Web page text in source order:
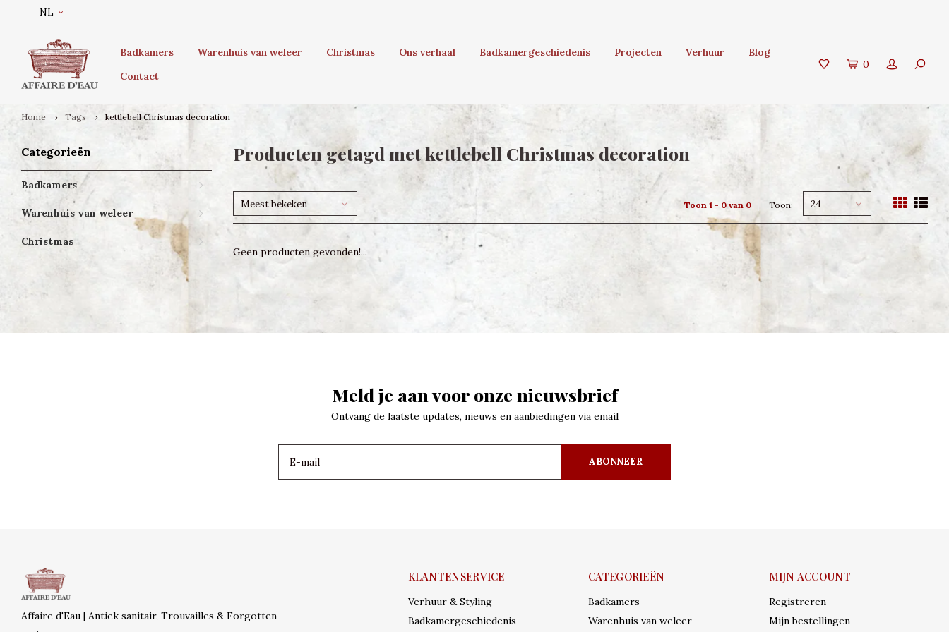
NL
Badkamers Warenhuis van weleer Christmas Ons verhaal Badkamergeschiedenis Projecten Verhuur
Blog
Contact
0
Home Tags kettlebell Christmas decoration
Categorieën
Badkamers
Warenhuis van weleer
Christmas
Producten getagd met kettlebell Christmas decoration
Meest bekeken Toon 1 - 0 van 0 Toon: 24
Geen producten gevonden!...
Meld je aan voor onze nieuwsbrief
Ontvang de laatste updates, nieuws en aanbiedingen via email
ABONNEER
Affaire d'Eau | Antiek sanitair, Trouvailles & Forgotten
KLANTENSERVICE
Verhuur & Styling
Badkamergeschiedenis
CATEGORIEËN
Badkamers
Warenhuis van weleer
MIJN ACCOUNT
Registreren
Mijn bestellingen